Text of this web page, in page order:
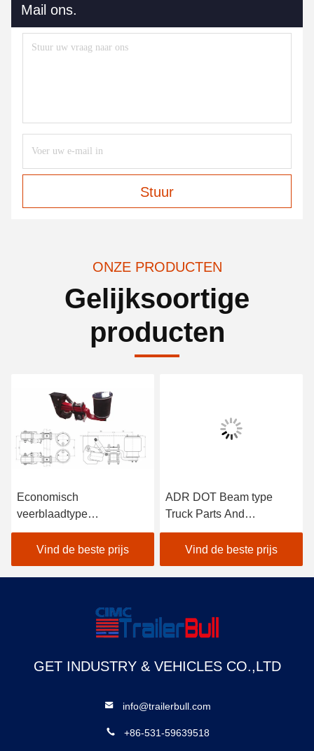
Mail ons.
Stuur
ONZE PRODUCTEN
Gelijksoortige
producten
Economisch
veerblaadtype
aanhangwagen
luchtophanging lange
levensduur Werktijd
Vind de beste prijs
ADR DOT Beam type
Truck Parts And
Accessories Air spring
Suspension
Vind de beste prijs
GET INDUSTRY & VEHICLES CO.,LTD
info@trailerbull.com
+86-531-59639518